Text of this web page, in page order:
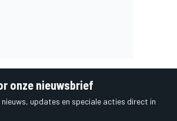
onze nieuwsbrief
updates en speciale acties direct in